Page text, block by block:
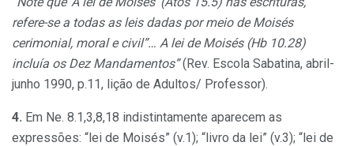
refere-se a todas as leis dadas por meio de Moisés
cerimonial, moral e civil”… A lei de Moisés (Hb 10.28)
incluía os Dez Mandamentos”(Rev. Escola Sabatina, abril-
junho 1990, p.11, lição de Adultos/ Professor).
4. Em Ne. 8.1,3,8,18 indistintamente aparecem as
expressões: “lei de Moisés” (v.1); “livro da lei” (v.3); “lei de